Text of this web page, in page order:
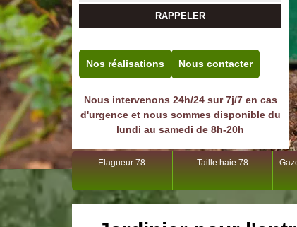
Nos réalisations Nous contacter
Nous intervenons 24h/24 sur 7j/7 en cas
d'urgence et nous sommes disponible du
lundi au samedi de 8h-20h
Elagueur 78 Taille haie 78